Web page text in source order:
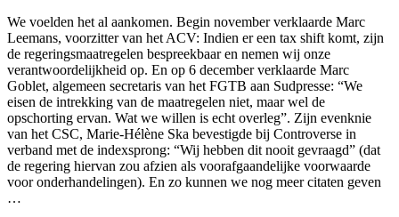
We voelden het al aankomen. Begin november verklaarde Marc
Leemans, voorzitter van het ACV: Indien er een tax shift komt, zijn
de regeringsmaatregelen bespreekbaar en nemen wij onze
verantwoordelijkheid op. En op 6 december verklaarde Marc
Goblet, algemeen secretaris van het FGTB aan Sudpresse: “We
eisen de intrekking van de maatregelen niet, maar wel de
opschorting ervan. Wat we willen is echt overleg”. Zijn evenknie
van het CSC, Marie-Hélène Ska bevestigde bij Controverse in
verband met de indexsprong: “Wij hebben dit nooit gevraagd” (dat
de regering hiervan zou afzien als voorafgaandelijke voorwaarde
voor onderhandelingen). En zo kunnen we nog meer citaten geven
…